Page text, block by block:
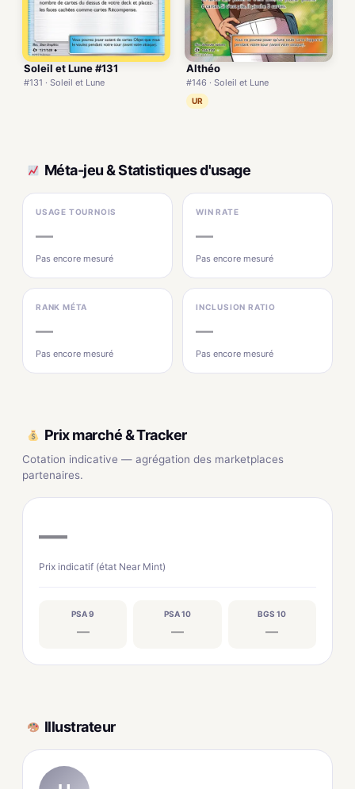
Soleil et Lune #131
#131 · Soleil et Lune
Althéo
#146 · Soleil et Lune
UR
Méta-jeu & Statistiques d'usage
USAGE TOURNOIS
—
Pas encore mesuré
WIN RATE
—
Pas encore mesuré
RANK MÉTA
—
Pas encore mesuré
INCLUSION RATIO
—
Pas encore mesuré
Prix marché & Tracker
Cotation indicative — agrégation des marketplaces
partenaires.
—
Prix indicatif (état Near Mint)
PSA 9
—
PSA 10
—
BGS 10
—
Illustrateur